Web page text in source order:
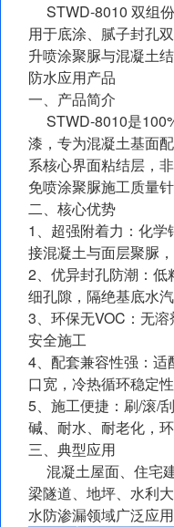
STWD‑8010 双组
用于底涂、腻子封孔
升喷涂聚脲与混凝土
防水应用产品
一、产品简介
STWD‑8010是
漆，专为混凝土基面
系核心界面粘结层，
免喷涂聚脲施工质量
二、核心优势
1、超强附着力：化
接混凝土与面层聚脲
2、优异封孔防潮：
细孔隙，隔绝基底水
3、环保无VOC：无
安全施工
4、配套兼容性强：适
口宽，冷热循环稳定
5、施工便捷：刷/滚/
碱、耐水、耐老化，
三、典型应用
混凝土屋面、住宅
梁隧道、地坪、水利
水防渗漏领域广泛应